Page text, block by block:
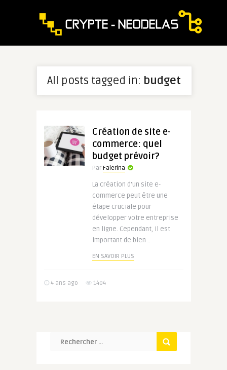
All posts tagged in: budget
Création de site e-
commerce: quel
budget prévoir?
Par Falerina
La création d’un site e-
commerce peut être une
étape cruciale pour
développer votre entreprise
en ligne. Cependant, il est
important de bien ..
EN SAVOIR PLUS
4 ans ago 1404